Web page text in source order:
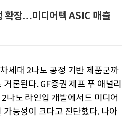
확장…미디어텍 ASIC 매출
세대 2나노 공정 기반 제품군까
론된다. GF증권 제프 푸 애널리
나노 라인업 개발에서도 미디어
가능성이 크다고 진단했다. 나아